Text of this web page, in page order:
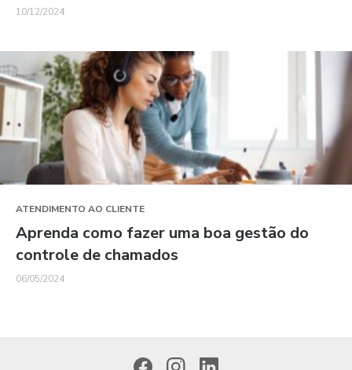
10/12/2024
ATENDIMENTO AO CLIENTE
Aprenda como fazer uma boa gestão do
controle de chamados
06/05/2024